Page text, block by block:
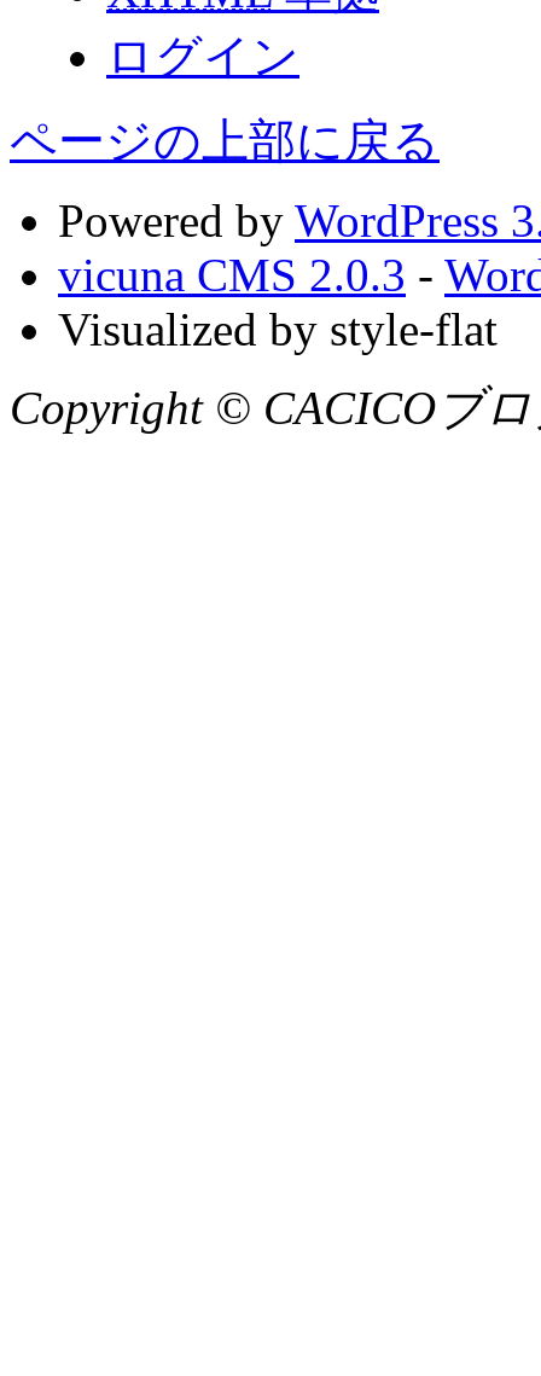
ログイン
ページの上部に戻る
Powered by WordPress
vicuna CMS 2.0.3 -
Visualized by style-flat
Copyright © CACICOブロ